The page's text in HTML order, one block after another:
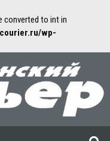
converted to int in
wp-